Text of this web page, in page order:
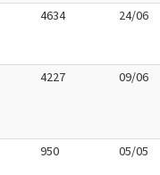
4634 24/06
4227 09/06
950 05/05